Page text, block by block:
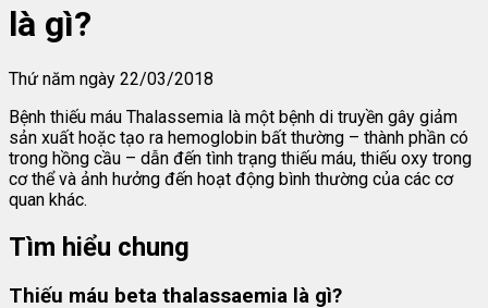
là gì?
Thứ năm ngày 22/03/2018
Bệnh thiếu máu Thalassemia là một bệnh di truyền gây giảm
sản xuất hoặc tạo ra hemoglobin bất thường – thành phần có
trong hồng cầu – dẫn đến tình trạng thiếu máu, thiếu oxy trong
cơ thể và ảnh hưởng đến hoạt động bình thường của các cơ
quan khác.
Tìm hiểu chung
Thiếu máu beta thalassaemia là gì?